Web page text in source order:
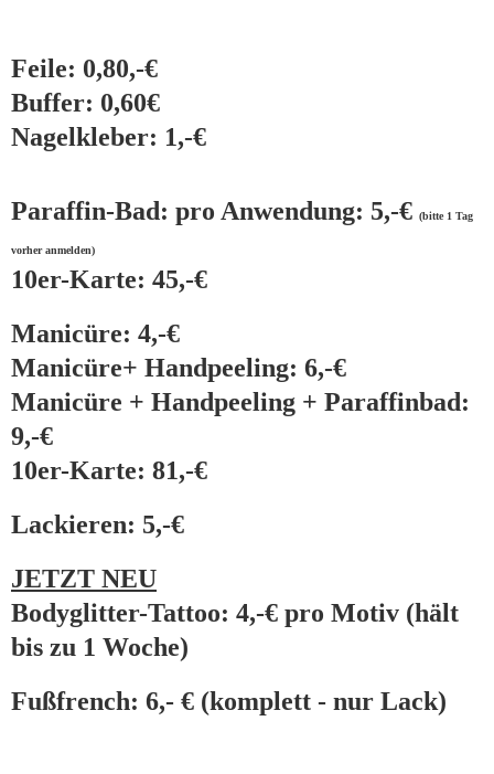
Feile: 0,80,-€
Buffer: 0,60€
Nagelkleber: 1,-€
Paraffin-Bad: pro Anwendung: 5,-€ (bitte 1 Tag
vorher anmelden)
10er-Karte: 45,-€
Manicüre: 4,-€
Manicüre+ Handpeeling: 6,-€
Manicüre + Handpeeling + Paraffinbad:
9,-€
10er-Karte: 81,-€
Lackieren: 5,-€
JETZT NEU
Bodyglitter-Tattoo: 4,-€ pro Motiv (hält
bis zu 1 Woche)
Fußfrench: 6,- € (komplett - nur Lack)